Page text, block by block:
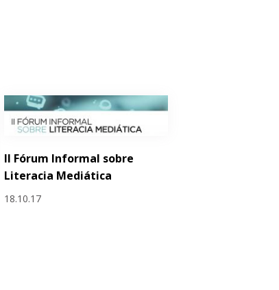
II Fórum Informal sobre
Literacia Mediática
18.10.17